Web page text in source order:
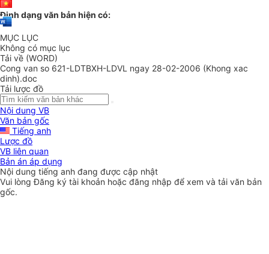
Định dạng văn bản hiện có:
MỤC LỤC
Không có mục lục
Tải về (WORD)
Cong van so 621-LDTBXH-LDVL ngay 28-02-2006 (Khong xac
dinh).doc
Tải lược đồ
Nội dung VB
Văn bản gốc
Tiếng anh
Lược đồ
VB liên quan
Bản án áp dụng
Nội dung tiếng anh đang được cập nhật
Vui lòngĐăng ký tài khoản hoặc đăng nhập để xem và tải văn bản
gốc.